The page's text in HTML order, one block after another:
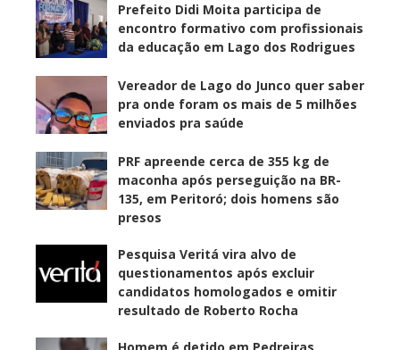
Prefeito Didi Moita participa de
encontro formativo com profissionais
da educação em Lago dos Rodrigues
Vereador de Lago do Junco quer saber
pra onde foram os mais de 5 milhões
enviados pra saúde
PRF apreende cerca de 355 kg de
maconha após perseguição na BR-
135, em Peritoró; dois homens são
presos
Pesquisa Veritá vira alvo de
questionamentos após excluir
candidatos homologados e omitir
resultado de Roberto Rocha